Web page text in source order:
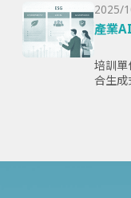
力。
2025/
產業
培訓
合生成